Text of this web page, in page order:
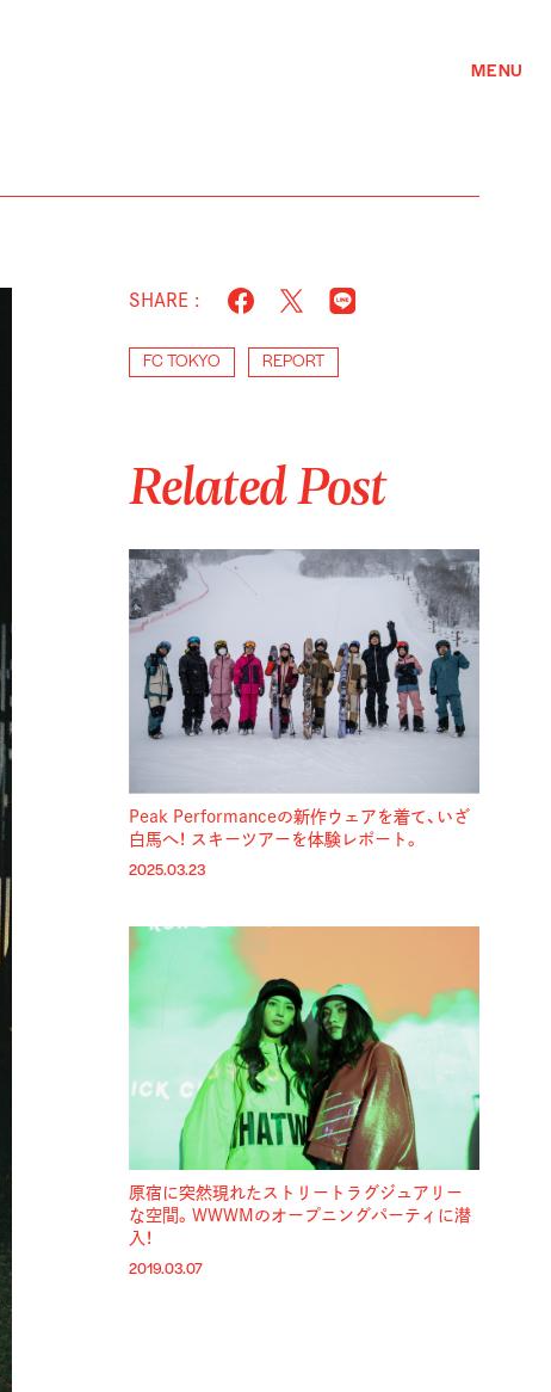
MENU
SHARE :
FC TOKYO REPORT
Related Post
Peak Performanceの新作ウェアを着て、いざ
白馬へ！ スキーツアーを体験レポート。
2025.03.23
原宿に突然現れたストリートラグジュアリー
な空間。WWWMのオープニングパーティに潜
入！
2019.03.07